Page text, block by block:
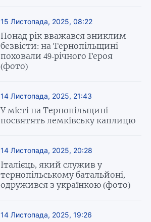
15 Листопада, 2025, 08:22
Понад рік вважався зниклим
безвісти: на Тернопільщині
поховали 49-річного Героя
(фото)
14 Листопада, 2025, 21:43
У місті на Тернопільщині
посвятять лемківську каплицю
14 Листопада, 2025, 20:28
Італієць, який служив у
тернопільському батальйоні,
одружився з українкою (фото)
14 Листопада, 2025, 19:26